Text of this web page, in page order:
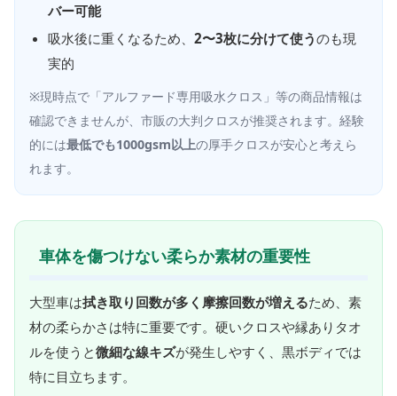
バー可能
吸水後に重くなるため、2〜3枚に分けて使うのも現
実的
※現時点で「アルファード専用吸水クロス」等の商品情報は
確認できませんが、市販の大判クロスが推奨されます。経験
的には最低でも1000gsm以上の厚手クロスが安心と考えら
れます。
車体を傷つけない柔らか素材の重要性
大型車は拭き取り回数が多く摩擦回数が増えるため、素
材の柔らかさは特に重要です。硬いクロスや縁ありタオ
ルを使うと微細な線キズが発生しやすく、黒ボディでは
特に目立ちます。